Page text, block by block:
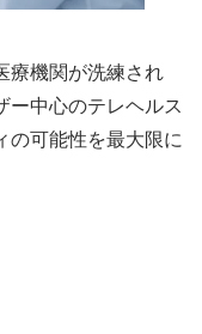
療機関が洗練され
ー中心のテレヘルス
の可能性を最大限に